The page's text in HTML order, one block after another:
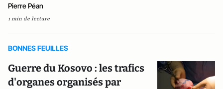
Pierre Péan
1 min de lecture
BONNES FEUILLES
Guerre du Kosovo : les trafics
d'organes organisés par